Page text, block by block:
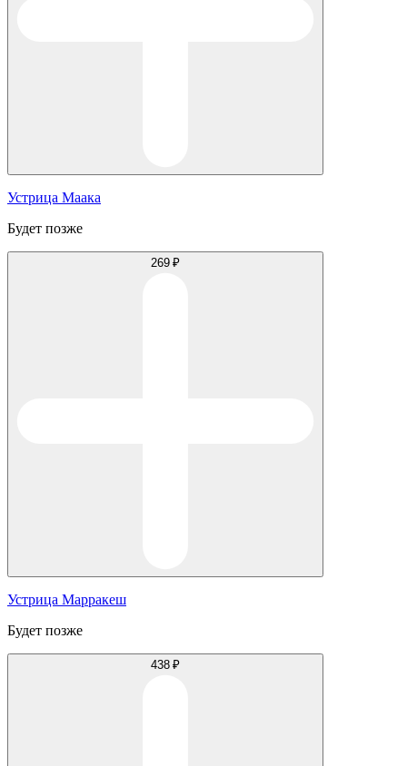
Устрица Маака
Будет позже
269 ₽
Устрица Марракеш
Будет позже
438 ₽